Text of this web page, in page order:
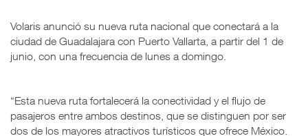
Volaris anunció su nueva ruta nacional que conectará a la
ciudad de Guadalajara con Puerto Vallarta, a partir del 1 de
junio, con una frecuencia de lunes a domingo.
“Esta nueva ruta fortalecerá la conectividad y el flujo de
pasajeros entre ambos destinos, que se distinguen por ser
dos de los mayores atractivos turísticos que ofrece México.